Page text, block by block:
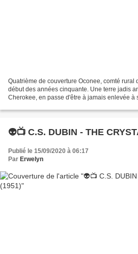
Quatrième de couverture Oconee, comté rural
début des années cinquante. Une terre jadis
Cherokee, en passe d'être à jamais enlevée à
👽📺 C.S. DUBIN - THE
Publié le 15/09/2020 à 06:17
Par Erwelyn